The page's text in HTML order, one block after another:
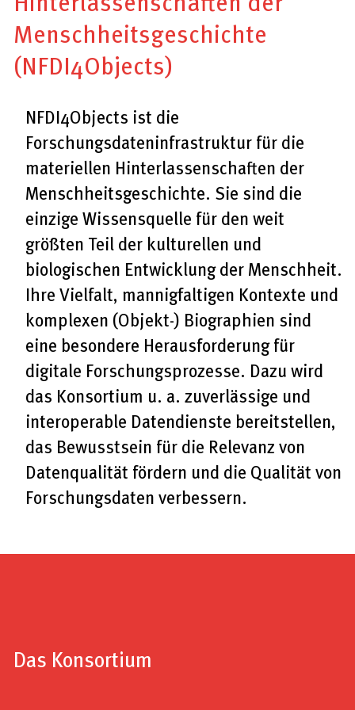
Menschheitsgeschichte
(NFDI4Objects)
NFDI4Objects ist die
Forschungsdateninfrastruktur für die
materiellen Hinterlassenschaften der
Menschheitsgeschichte. Sie sind die
einzige Wissensquelle für den weit
größten Teil der kulturellen und
biologischen Entwicklung der Menschheit.
Ihre Vielfalt, mannigfaltigen Kontexte und
komplexen (Objekt-) Biographien sind
eine besondere Herausforderung für
digitale Forschungsprozesse. Dazu wird
das Konsortium u. a. zuverlässige und
interoperable Datendienste bereitstellen,
das Bewusstsein für die Relevanz von
Datenqualität fördern und die Qualität von
Forschungsdaten verbessern.
Das Konsortium